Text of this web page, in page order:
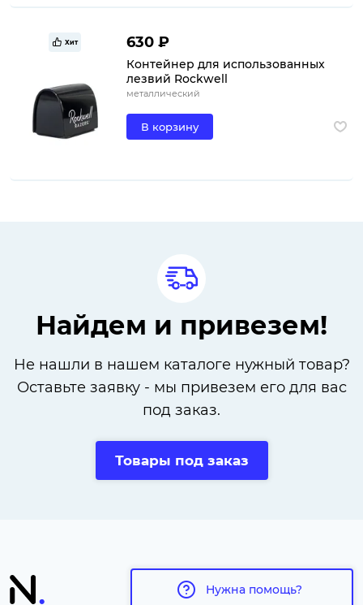
Хит 630 ₽
Контейнер для использованных
лезвий Rockwell
металлический
В корзину
Найдем и привезем!
Не нашли в нашем каталоге нужный товар?
Оставьте заявку - мы привезем его для вас
под заказ.
Товары под заказ
Нужна помощь?